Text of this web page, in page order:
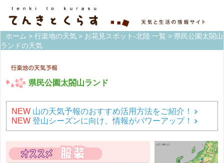
ホーム > 行楽地の天気 > お花見スポット-北陸 一覧 > 県民公園太閤山
ランドの天気
県民公園太閤山ランド
NEW 山の天気予報のおすすめ活用方法をご紹介！
NEW 登山シーズンに向け、情報がパワーアップ！